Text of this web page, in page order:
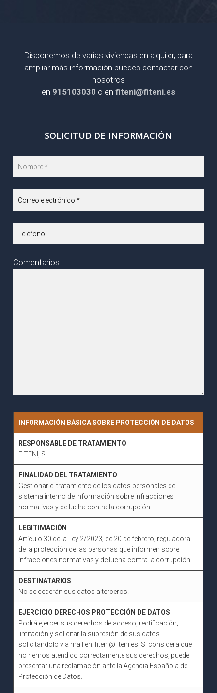
Disponemos de varias viviendas en alquiler, para
ampliar más información puedes contactar con
nosotros
en 915103030 o en fiteni@fiteni.es
SOLICITUD DE INFORMACIÓN
Comentarios
INFORMACIÓN BÁSICA SOBRE PROTECCIÓN DE DATOS
RESPONSABLE DE TRATAMIENTO
FITENI, SL
FINALIDAD DEL TRATAMIENTO
Gestionar el tratamiento de los datos personales del
sistema interno de información sobre infracciones
normativas y de lucha contra la corrupción.
LEGITIMACIÓN
Artículo 30 de la Ley 2/2023, de 20 de febrero, reguladora
de la protección de las personas que informen sobre
infracciones normativas y de lucha contra la corrupción.
DESTINATARIOS
No se cederán sus datos a terceros.
EJERCICIO DERECHOS PROTECCIÓN DE DATOS
Podrá ejercer sus derechos de acceso, rectificación,
limitación y solicitar la supresión de sus datos
solicitándolo vía mail en: fiteni@fiteni.es. Si considera que
no hemos atendido correctamente sus derechos, puede
presentar una reclamación ante la Agencia Española de
Protección de Datos.